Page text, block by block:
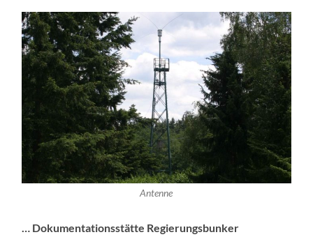
Antenne
… Dokumentationsstätte Regierungsbunker